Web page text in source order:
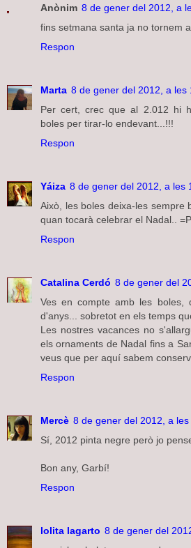
Anònim 8 de gener del 2012, a
fins setmana santa ja no tornem
Respon
Marta 8 de gener del 2012, a les
Per cert, crec que al 2.012 hi
boles per tirar-lo endevant...!!!
Respon
Yáiza 8 de gener del 2012, a les
Això, les boles deixa-les sempre
quan tocarà celebrar el Nadal.. =P
Respon
Catalina Cerdó 8 de gener del
Ves en compte amb les boles,
d'anys... sobretot en els temps
Les nostres vacances no
els ornaments de Nadal fins a
veus que per aquí sabem
Respon
Mercè 8 de gener del 2012, a les
Sí, 2012 pinta negre però jo
Bon any, Garbí!
Respon
lolita lagarto 8 de gener del